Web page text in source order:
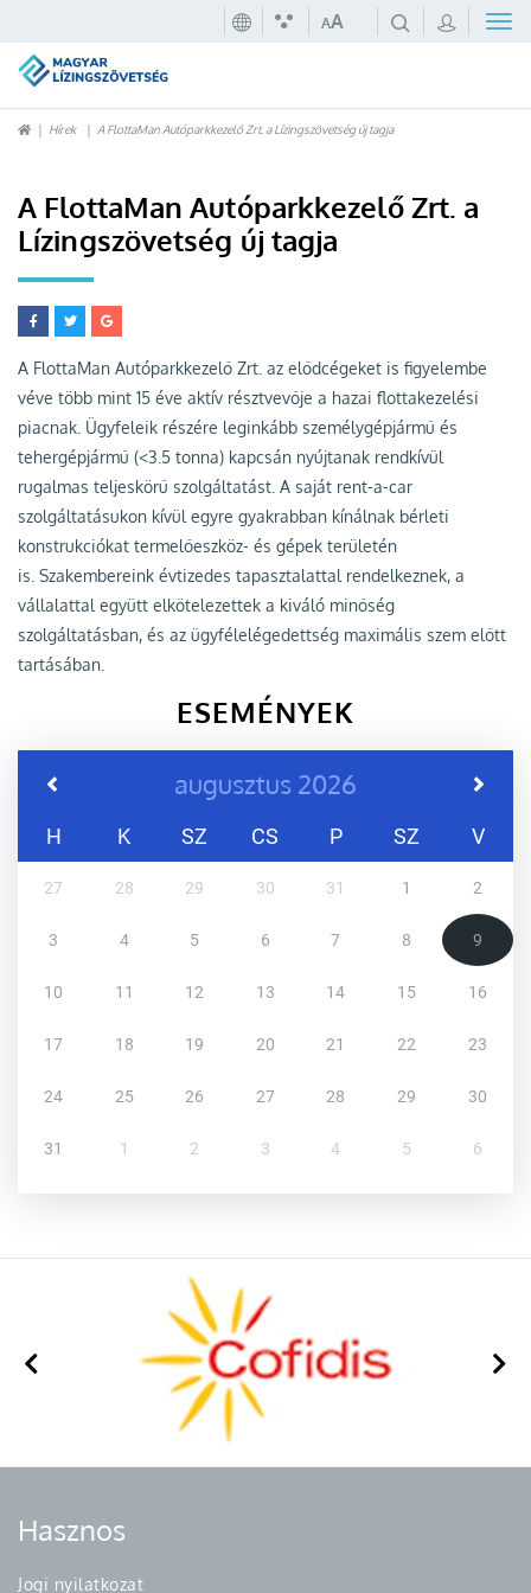
AA
Hírek A FlottaMan Autóparkkezelő Zrt. a Lízingszövetség új tagja
A FlottaMan Autóparkkezelő Zrt. a
Lízingszövetség új tagja
A FlottaMan Autóparkkezelő Zrt. az elődcégeket is figyelembe
véve több mint 15 éve aktív résztvevője a hazai flottakezelési
piacnak. Ügyfeleik részére leginkább személygépjármű és
tehergépjármű (<3.5 tonna) kapcsán nyújtanak rendkívül
rugalmas teljeskörű szolgáltatást. A saját rent-a-car
szolgáltatásukon kívül egyre gyakrabban kínálnak bérleti
konstrukciókat termelőeszköz- és gépek területén
is. Szakembereink évtizedes tapasztalattal rendelkeznek, a
vállalattal együtt elkötelezettek a kiváló minőség
szolgáltatásban, és az ügyfélelégedettség maximális szem előtt
tartásában.
ESEMÉNYEK
augusztus 2026
H K SZ CS P SZ V
27 28 29 30 31 1 2
3 4 5 6 7 8 9
10 11 12 13 14 15 16
17 18 19 20 21 22 23
24 25 26 27 28 29 30
31 1 2 3 4 5 6
Hasznos
Jogi nyilatkozat